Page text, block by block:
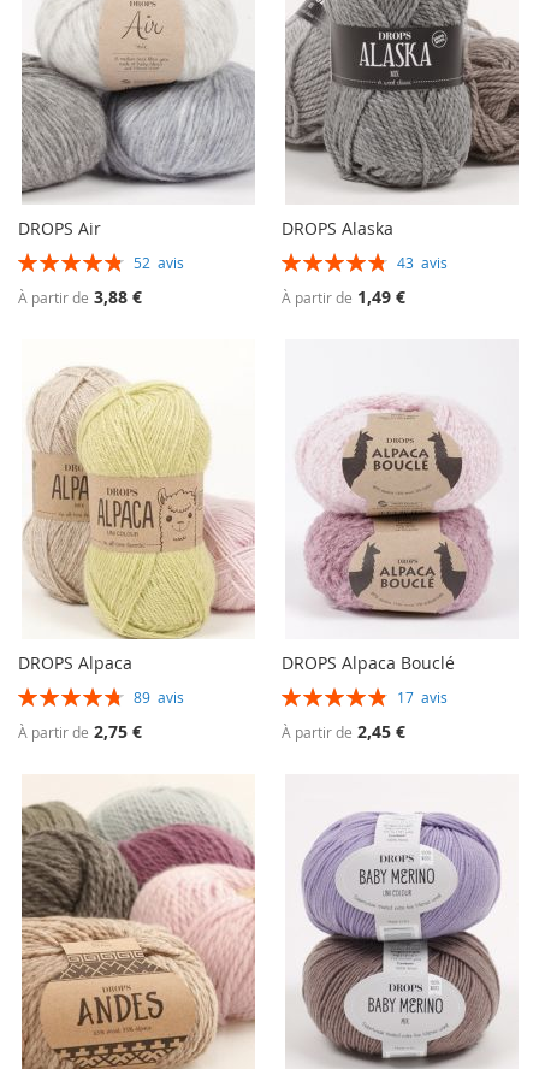
DROPS Air
Évaluation:
52 avis
À partir de 3,88 €
DROPS Alaska
Évaluation:
43 avis
À partir de 1,49 €
DROPS Alpaca
Évaluation:
89 avis
À partir de 2,75 €
DROPS Alpaca Bouclé
Évaluation:
17 avis
À partir de 2,45 €